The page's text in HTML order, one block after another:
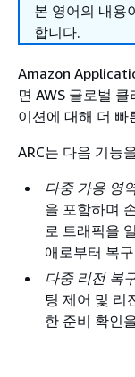
본 영어의 내용
합니다.
Amazon
면 AWS 글로벌
이션에 대해 더 빠
ARC는 다음 기능
다중 가용 영
을 포함하며
로 트래픽을
애로부터 복
다중 리전 복
팅 제어 및 리
한 준비 확인